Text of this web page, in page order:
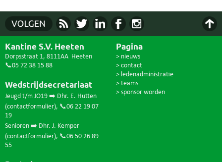
Kantine S.V. Heeten
Dorpsstraat 1, 8111AA Heeten
📞05 72 38 15 88
Wedstrijdsecretariaat
Jeugd t/m JO19 ➡️ Dhr. E. Hutten
(contactformulier), 📞06 22 19 07
19
Senioren ➡️ Dhr. J. Kemper
(contactformulier), 📞06 50 26 89
55
Pagina
> nieuws
> contact
> ledenadministratie
> teams
> sponsor worden